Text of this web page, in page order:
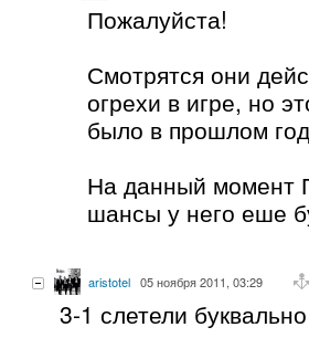
Пожалуйста!
Смотрятся они
огрехи в игре, но
было в прошлом
На данный момент
шансы у него еше
aristotel 05 ноября 2011, 03:29
3-1 слетели